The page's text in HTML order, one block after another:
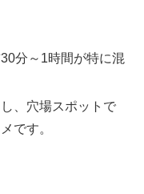
分～1時間が特に混
、穴場スポットで
です。